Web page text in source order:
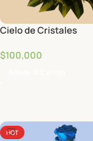
Cielo de Cristales
$100,000
HOT